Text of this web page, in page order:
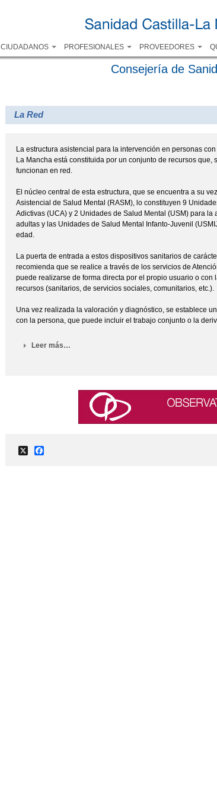
principal
CIUDADANOS PROFESIONALES PROVEEDORES
Consejería de
La Red
La estructura asistencial para la intervención en personas
La Mancha está constituida por un conjunto de recursos que,
funcionan en red.
El núcleo central de esta estructura, que se encuentra a su
Asistencial de Salud Mental (RASM), lo constituyen 9
Adictivas (UCA) y 2 Unidades de Salud Mental (USM) para la
adultas y las Unidades de Salud Mental Infanto-Juvenil
edad.
La puerta de entrada a estos dispositivos sanitarios de
recomienda que se realice a través de los servicios de
puede realizarse de forma directa por el propio usuario o con
recursos (sanitarios, de servicios sociales, comunitarios, etc.).
Una vez realizada la valoración y diagnóstico, se establece
con la persona, que puede incluir el trabajo conjunto o la
Leer más…